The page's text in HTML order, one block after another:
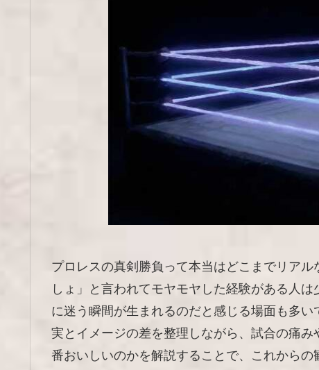
プロレスの真剣勝負って本当はどこまでリア
しょ」と言われてモヤモヤした経験がある人
に迷う瞬間が生まれるのだと感じる場面も多
実とイメージの差を整理しながら、試合の痛
番おいしいのかを解説することで、これから